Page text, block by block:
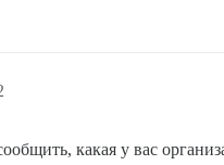
какая у вас